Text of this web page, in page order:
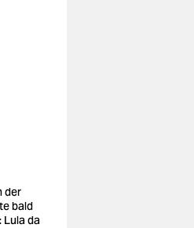
der
bald
Lula da